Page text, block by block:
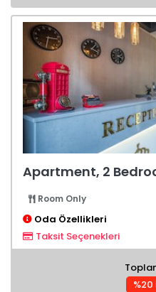
Apartment, 2
Room Only
Oda Özellikleri
Taksit Seçenekleri